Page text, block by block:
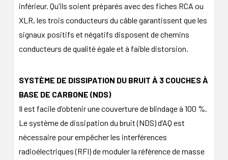
inférieur. Qu’ils soient préparés avec des fiches RCA ou
XLR, les trois conducteurs du câble garantissent que les
signaux positifs et négatifs disposent de chemins
conducteurs de qualité égale et à faible distorsion.
SYSTÈME DE DISSIPATION DU BRUIT À 3 COUCHES À
BASE DE CARBONE (NDS)
Il est facile d’obtenir une couverture de blindage à 100 %.
Le système de dissipation du bruit (NDS) d’AQ est
nécessaire pour empêcher les interférences
radioélectriques (RFI) de moduler la référence de masse